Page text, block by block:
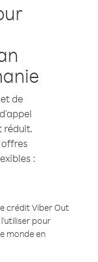
de
réduit.
:
crédit Viber Out
pour
monde en